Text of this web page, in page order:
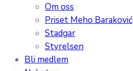
Om oss
Priset Meho Baraković
Stadgar
Styrelsen
Bli medlem